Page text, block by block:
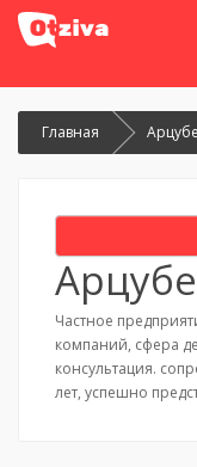
Главная
Частное
компаний, сфера
консультация.
лет, успешно